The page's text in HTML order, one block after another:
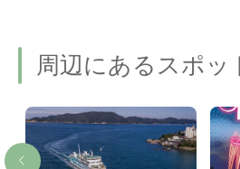
周辺にあるスポッ